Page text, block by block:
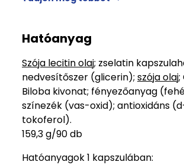
Hatóanyag
Szója lecitin olaj; zselatin
nedvesítőszer (glicerin); szója olaj;
Biloba kivonat; fényezőanyag
színezék (vas-oxid); antioxidáns
tokoferol).
159,3 g/90 db
Hatóanyagok 1 kapszulában: